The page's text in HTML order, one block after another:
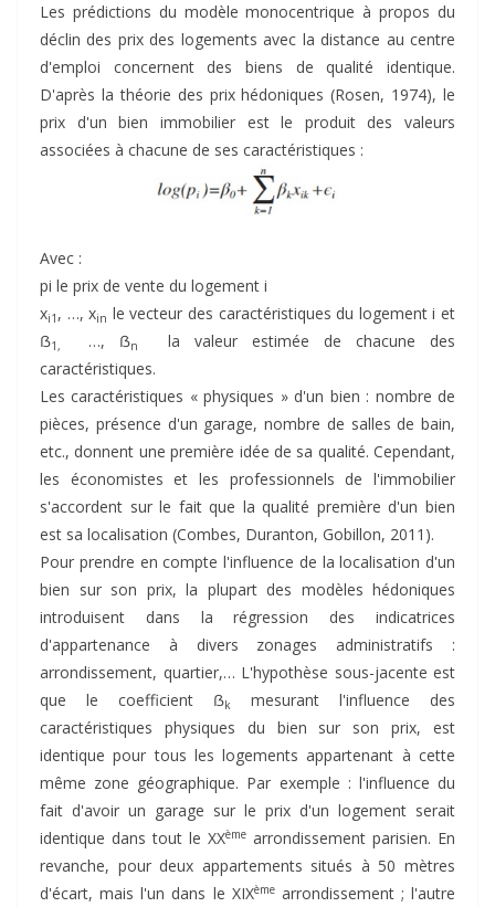
Les prédictions du modèle monocentrique à propos du
déclin des prix des logements avec la distance au centre
d'emploi concernent des biens de qualité identique.
D'après la théorie des prix hédoniques (Rosen, 1974), le
prix d'un bien immobilier est le produit des valeurs
associées à chacune de ses caractéristiques :
Avec :
pi le prix de vente du logement i
xi1 , …, xin le vecteur des caractéristiques du logement i et
ẞ1, …, ẞn
la valeur estimée de chacune des
caractéristiques.
Les caractéristiques « physiques » d'un bien : nombre de
pièces, présence d'un garage, nombre de salles de bain,
etc., donnent une première idée de sa qualité. Cependant,
les économistes et les professionnels de l'immobilier
s'accordent sur le fait que la qualité première d'un bien
est sa localisation (Combes, Duranton, Gobillon, 2011).
Pour prendre en compte l'influence de la localisation d'un
bien sur son prix, la plupart des modèles hédoniques
introduisent dans la régression des indicatrices
d'appartenance à divers zonages administratifs :
arrondissement, quartier,… L'hypothèse sous-jacente est
que le coefficient ẞk
mesurant l'influence des
caractéristiques physiques du bien sur son prix, est
identique pour tous les logements appartenant à cette
même zone géographique. Par exemple : l'influence du
fait d'avoir un garage sur le prix d'un logement serait
identique dans tout le XXème arrondissement parisien. En
revanche, pour deux appartements situés à 50 mètres
d'écart, mais l'un dans le XIXèmearrondissement ; l'autre